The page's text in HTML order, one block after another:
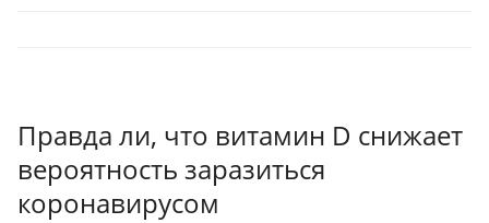
Правда ли, что витамин D снижает
вероятность заразиться
коронавирусом